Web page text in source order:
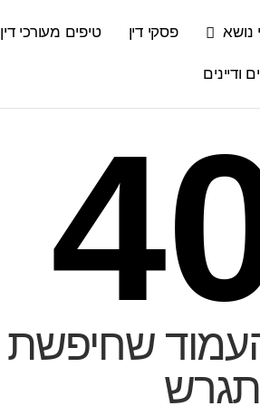
נושא פסקי דין טיפים מעורכי דין
ודיינים
שחיפשת